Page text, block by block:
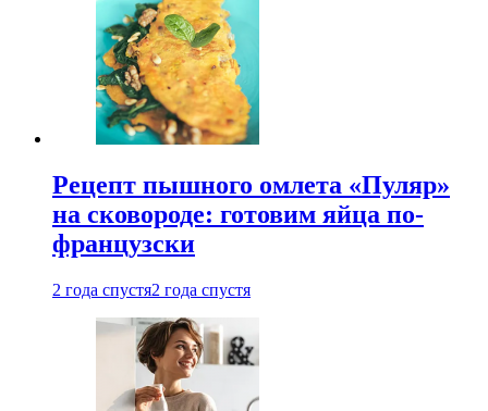
Рецепт пышного омлета «Пуляр»
на сковороде: готовим яйца по-
французски
2 года спустя2 года спустя